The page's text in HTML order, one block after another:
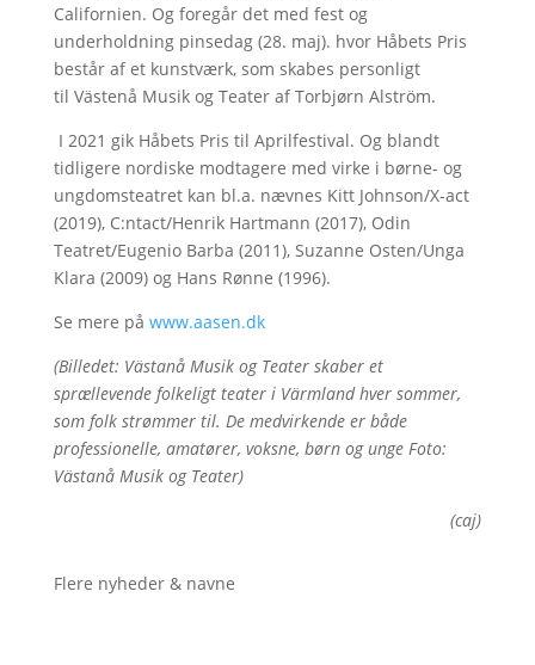
Californien. Og foregår det med fest og
underholdning pinsedag (28. maj). hvor Håbets Pris
består af et kunstværk, som skabes personligt
til Västenå Musik og Teater af Torbjørn Alström.
I 2021 gik Håbets Pris til Aprilfestival. Og blandt
tidligere nordiske modtagere med virke i børne- og
ungdomsteatret kan bl.a. nævnes Kitt Johnson/X-act
(2019), C:ntact/Henrik Hartmann (2017), Odin
Teatret/Eugenio Barba (2011), Suzanne Osten/Unga
Klara (2009) og Hans Rønne (1996).
Se mere på www.aasen.dk
(Billedet: Västanå Musik og Teater skaber et
sprællevende folkeligt teater i Värmland hver sommer,
som folk strømmer til. De medvirkende er både
professionelle, amatører, voksne, børn og unge Foto:
Västanå Musik og Teater)
(caj)
Flere nyheder & navne